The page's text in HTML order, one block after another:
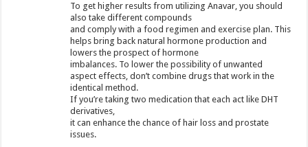
To get higher results from utilizing Anavar, you should
also take different compounds
and comply with a food regimen and exercise plan. This
helps bring back natural hormone production and
lowers the prospect of hormone
imbalances. To lower the possibility of unwanted
aspect effects, don’t combine drugs that work in the
identical method.
If you’re taking two medication that each act like DHT
derivatives,
it can enhance the chance of hair loss and prostate
issues.